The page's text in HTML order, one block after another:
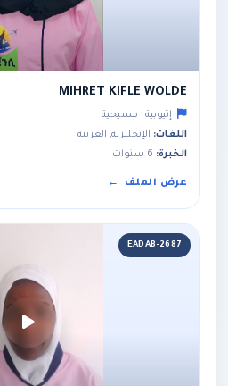
MIHRET KIFLE WOLDE
إثيوبية · مسيحية
اللغات: الإنجليزية, العربية
الخبرة:
عرض الملف
EADAB-2687